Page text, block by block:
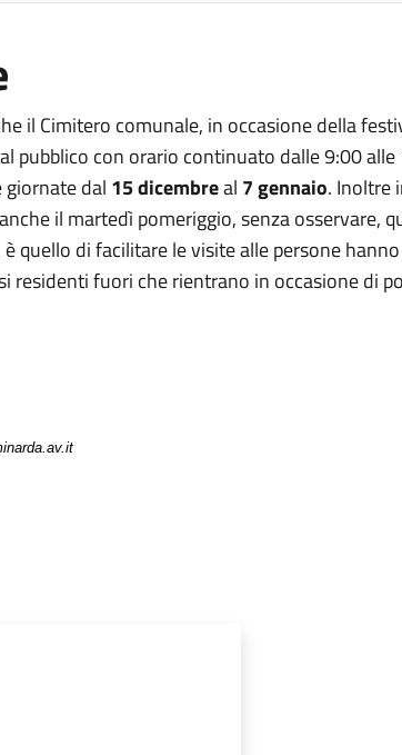
il Cimitero comunale, in occasione della
pubblico con orario continuato dalle 9:00 alle
giornate dal 15 dicembreal 7 gennaio. Inoltre
il martedì pomeriggio, senza osservare,
è quello di facilitare le visite alle persone
residenti fuori che rientrano in occasione di